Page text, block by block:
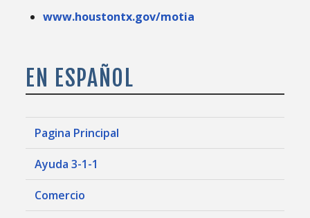
www.houstontx.gov/motia
EN ESPAÑOL
Pagina Principal
Ayuda 3-1-1
Comercio